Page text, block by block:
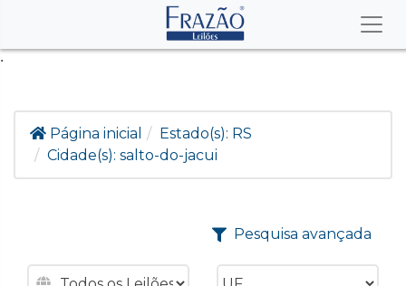
.
Página inicial Estado(s): RS
Cidade(s): salto-do-jacui
Pesquisa avançada